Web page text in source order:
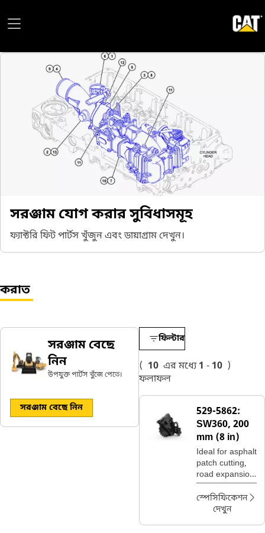
সরঞ্জাম যোগ করার সুবিধাসমূহ
ফ্যাক্টরি ফিট পার্টস খুঁজুন এবং ডায়াগ্রাম দেখুন।
করাত
সরঞ্জাম বেছে
নিন
উপযুক্ত পার্টস খুঁজে পেতে।
সরঞ্জাম বেছে নিন
ফিল্টার
( 10 এর মধ্যে1 - 10 )
ফলাফল
529-5862:
SW360, 200
mm (8 in)
Ideal for asphalt
patch cutting,
road expansion
join cuts, and
utility trenching.
স্পেসিফিকেশন
দেখুন